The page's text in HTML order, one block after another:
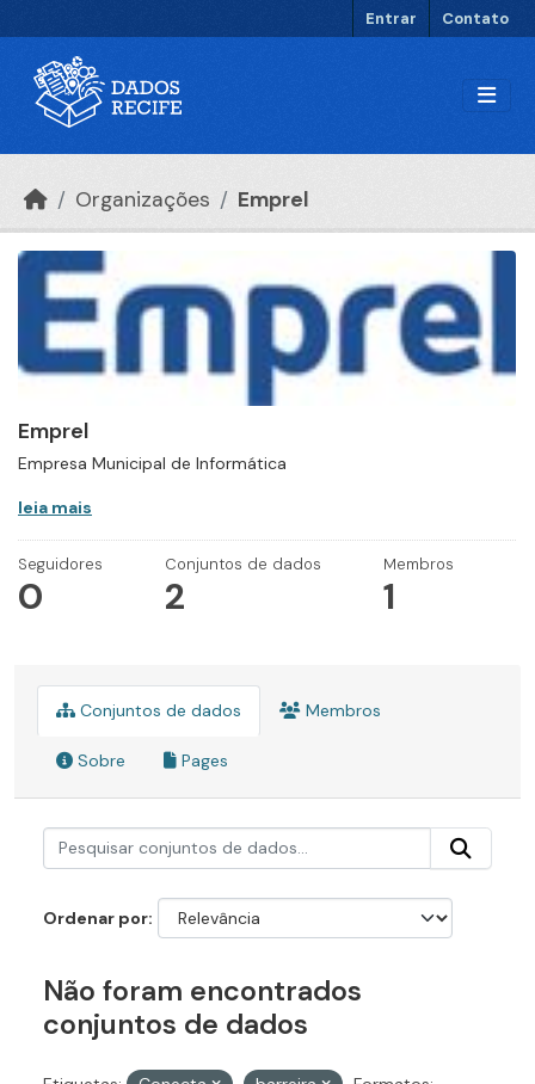
Entrar Contato
Organizações Emprel
Emprel
Empresa Municipal de Informática
leia mais
Seguidores
0
Conjuntos de dados
2
Membros
1
Conjuntos de dados Membros
Sobre Pages
Ordenar por
Não foram encontrados
conjuntos de dados